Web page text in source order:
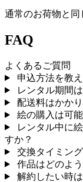
通常のお荷物と同
FAQ
よくあるご質問
申込方法を教え
レンタル期間
配送料はかか
絵の購入は可
レンタル中に
すか？
交換タイミン
作品はどのよ
解約したい時